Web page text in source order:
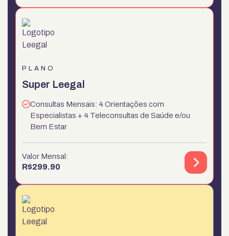
PLANO
Super Leegal
Consultas Mensais: 4 Orientações com
Especialistas + 4 Teleconsultas de Saúde e/ou
Bem Estar
Valor Mensal:
R$299.90